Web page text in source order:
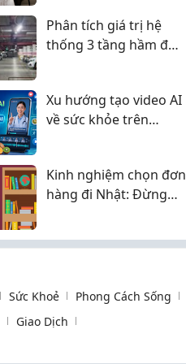
Phân tích giá trị hệ
thống 3 tầng hầm đỗ
nhìn quản lý đô thị
Xu hướng tạo video AI
về sức khỏe trên
Kinh nghiệm chọn đơn
hàng đi Nhật: Đừng
Sức Khoẻ
Phong Cách Sống
Giao Dịch